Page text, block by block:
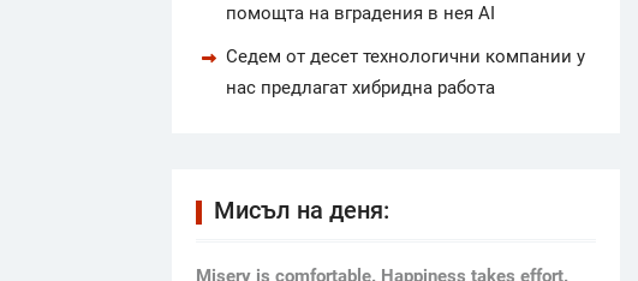
помощта на вградения в нея AI
Седем от десет технологични компании у
нас предлагат хибридна работа
Мисъл на деня:
Мisery is comfortable. Happiness takes effort.